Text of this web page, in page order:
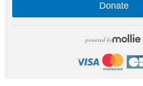
Donate
powered by